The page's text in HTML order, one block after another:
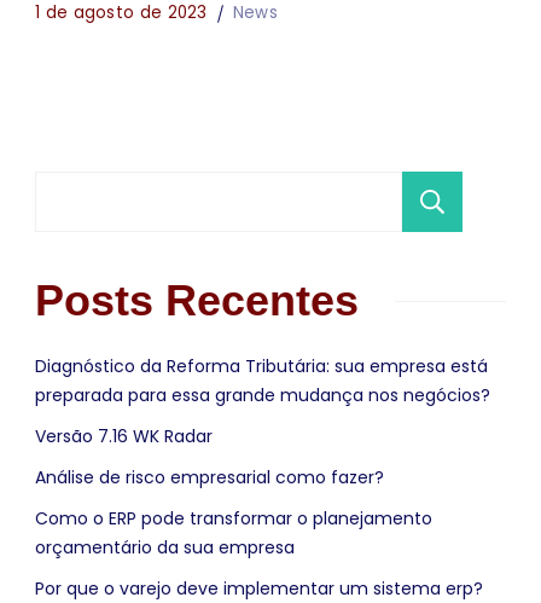
1 de agosto de 2023 News
Posts Recentes
Diagnóstico da Reforma Tributária: sua empresa está
preparada para essa grande mudança nos negócios?
Versão 7.16 WK Radar
Análise de risco empresarial como fazer?
Como o ERP pode transformar o planejamento
orçamentário da sua empresa
Por que o varejo deve implementar um sistema erp?